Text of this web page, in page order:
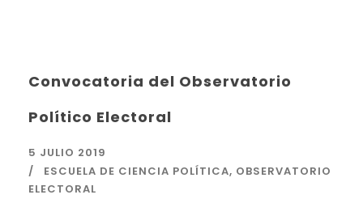
Convocatoria del Observatorio
Político Electoral
5 JULIO 2019
ESCUELA DE CIENCIA POLÍTICA, OBSERVATORIO
ELECTORAL